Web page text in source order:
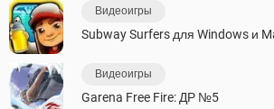
Видеоигры
Subway Surfers для Windows и
Видеоигры
Garena Free Fire: ДР №5